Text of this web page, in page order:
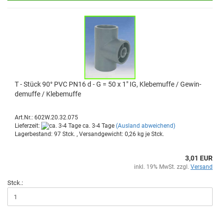
T - Stück 90° PVC PN16 d - G = 50 x 1" IG, Kle­be­muf­fe / Ge­win­
de­muf­fe / Kle­be­muf­fe
Art.Nr.: 602W.20.32.075
Lieferzeit:
ca. 3-4 Tage (Ausland abweichend)
Lagerbestand: 97 Stck. , Versandgewicht: 0,26 kg je Stck.
3,01 EUR
inkl. 19% MwSt. zzgl. Versand
Stck.: